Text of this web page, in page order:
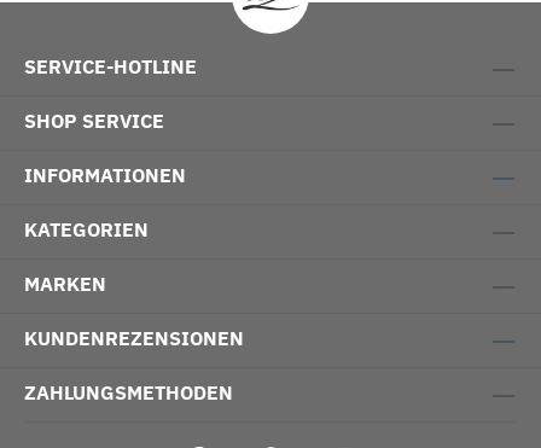
SERVICE-HOTLINE
SHOP SERVICE
INFORMATIONEN
KATEGORIEN
MARKEN
KUNDENREZENSIONEN
ZAHLUNGSMETHODEN